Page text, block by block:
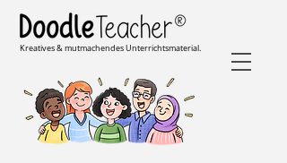
Kreatives & mutmachendes Unterrichtsmaterial.